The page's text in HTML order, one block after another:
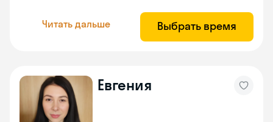
Читать дальше Выбрать время
Евгения